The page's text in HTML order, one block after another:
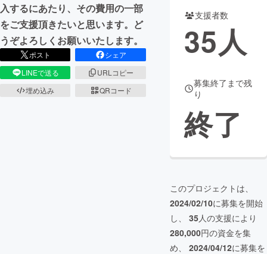
入するにあたり、その費用の一部
をご支援頂きたいと思います。ど
うぞよろしくお願いいたします。
ポスト
シェア
LINEで送る
URLコピー
埋め込み
QRコード
支援者数
35人
募集終了まで残
り
終了
このプロジェクトは、
2024/02/10に募集を開始
し、 35人の支援により
280,000円の資金を集
め、 2024/04/12に募集を